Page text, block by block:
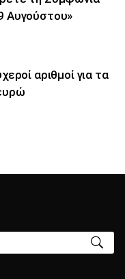
Αυγούστου»
αριθμοί για τα